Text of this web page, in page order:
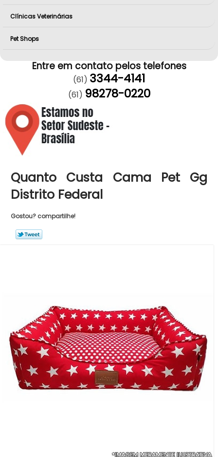
Clínicas Veterinárias
Pet Shops
Entre em contato pelos telefones
(61) 3344-4141
(61) 98278-0220
Quanto Custa Cama Pet Gg
Distrito Federal
Gostou? compartilhe!